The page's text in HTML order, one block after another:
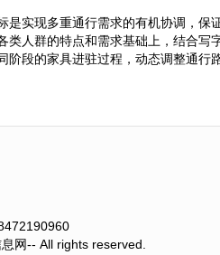
是实现多重通行需求的有机协调，保
类人群的特点和需求基础上，结合写
阶段的家具进驻过程，动态调整通行
网-- All rights reserved.